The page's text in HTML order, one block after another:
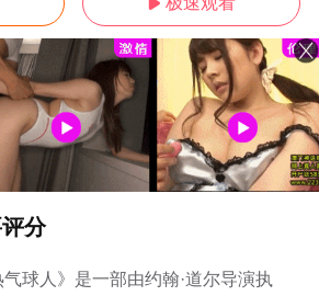

分
球人》是一部由约翰·道尔导演执